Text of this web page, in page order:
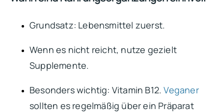
Grundsatz: Lebensmittel zuerst.
Wenn es nicht reicht, nutze gezielt
Supplemente.
Besonders wichtig: Vitamin B12.Veganer
sollten es regelmäßig über ein Präparat